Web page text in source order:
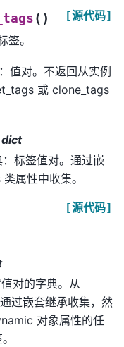
( ) [源代码]
。
值对。不返回从实例
或 clone_tags
dict
标签值对。通过嵌
属性中收集。
[源代码]
对的字典。从
过嵌套继承收集，然
对象属性的任